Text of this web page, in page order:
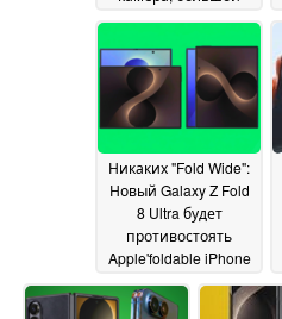
весом 201 г
02 June 2026
Никаких "Fold Wide":
Новый Galaxy Z Fold
8 Ultra будет
противостоять
Apple'foldable iPhone
утечке25 May 2026